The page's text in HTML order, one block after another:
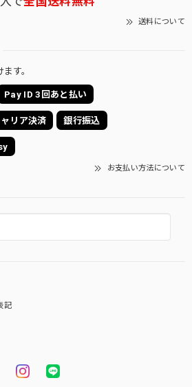
送料について
す。
Pay ID 3回あと払い
リア決済 銀行振込
お支払い方法について
記